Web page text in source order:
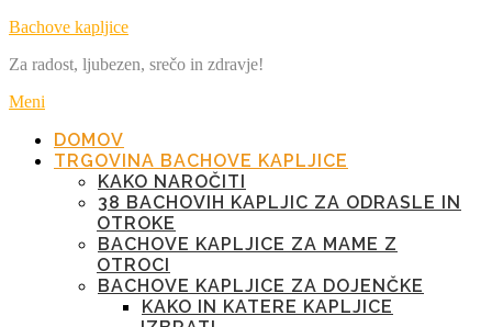
Preskoči
vsebino
Bachove kapljice
Za radost, ljubezen, srečo in zdravje!
Meni
DOMOV
TRGOVINA BACHOVE KAPLJICE
KAKO NAROČITI
38 BACHOVIH KAPLJIC ZA ODRASLE IN
OTROKE
BACHOVE KAPLJICE ZA MAME Z
OTROCI
BACHOVE KAPLJICE ZA DOJENČKE
KAKO IN KATERE KAPLJICE